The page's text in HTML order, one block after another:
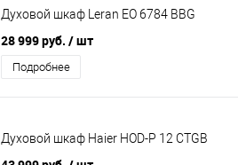
Духовой шкаф Leran EO 6784 BBG
28 999 руб. / шт
Подробнее
Духовой шкаф Haier HOD-P 12 CTGB